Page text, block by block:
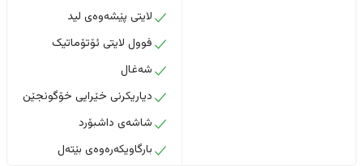
لایتی پێشەوەی لید
فوول لایتی ئۆتۆماتیک
شەغال
دیاریکرنی خێرایی خۆگونجێن
شاشەی داشبۆرد
بارگاویکەرەوەی بێتەل